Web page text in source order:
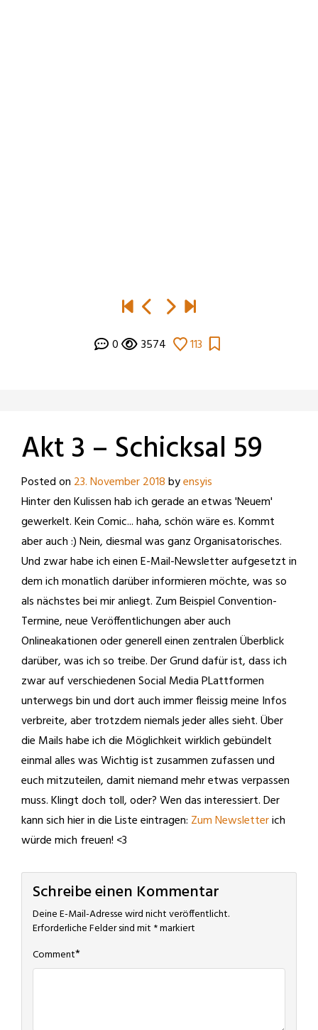
0 3574 113
Akt 3 – Schicksal 59
Posted on 23. November 2018byensyis
Hinter den Kulissen hab ich gerade an etwas 'Neuem'
gewerkelt. Kein Comic... haha, schön wäre es. Kommt
aber auch :) Nein, diesmal was ganz Organisatorisches.
Und zwar habe ich einen E-Mail-Newsletter aufgesetzt in
dem ich monatlich darüber informieren möchte, was so
als nächstes bei mir anliegt. Zum Beispiel Convention-
Termine, neue Veröffentlichungen aber auch
Onlineakationen oder generell einen zentralen Überblick
darüber, was ich so treibe. Der Grund dafür ist, dass ich
zwar auf verschiedenen Social Media PLattformen
unterwegs bin und dort auch immer fleissig meine Infos
verbreite, aber trotzdem niemals jeder alles sieht. Über
die Mails habe ich die Möglichkeit wirklich gebündelt
einmal alles was Wichtig ist zusammen zufassen und
euch mitzuteilen, damit niemand mehr etwas verpassen
muss. Klingt doch toll, oder? Wen das interessiert. Der
kann sich hier in die Liste eintragen: Zum Newsletterich
würde mich freuen! <3
Schreibe einen Kommentar
Deine E-Mail-Adresse wird nicht veröffentlicht.
Erforderliche Felder sind mit *markiert
Comment*